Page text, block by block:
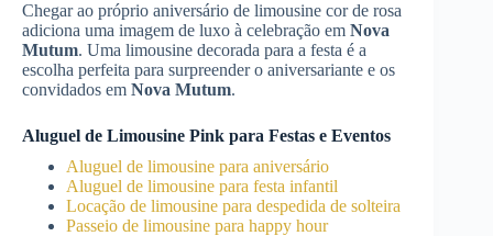
Chegar ao próprio aniversário de limousine cor de rosa
adiciona uma imagem de luxo à celebração em Nova
Mutum. Uma limousine decorada para a festa é a
escolha perfeita para surpreender o aniversariante e os
convidados em Nova Mutum.
Aluguel de Limousine Pink para Festas e Eventos
Aluguel de limousine para aniversário
Aluguel de limousine para festa infantil
Locação de limousine para despedida de solteira
Passeio de limousine para happy hour